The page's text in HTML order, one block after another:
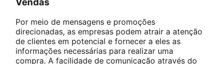
Vendas
Por meio de mensagens e promoções
direcionadas, as empresas podem atrair a atenção
de clientes em potencial e fornecer a eles as
informações necessárias para realizar uma
compra. A facilidade de comunicação através do